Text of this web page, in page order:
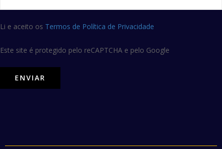
Li e aceito os Termos de Política de Privacidade
Este site é protegido pelo reCAPTCHA e pelo Google